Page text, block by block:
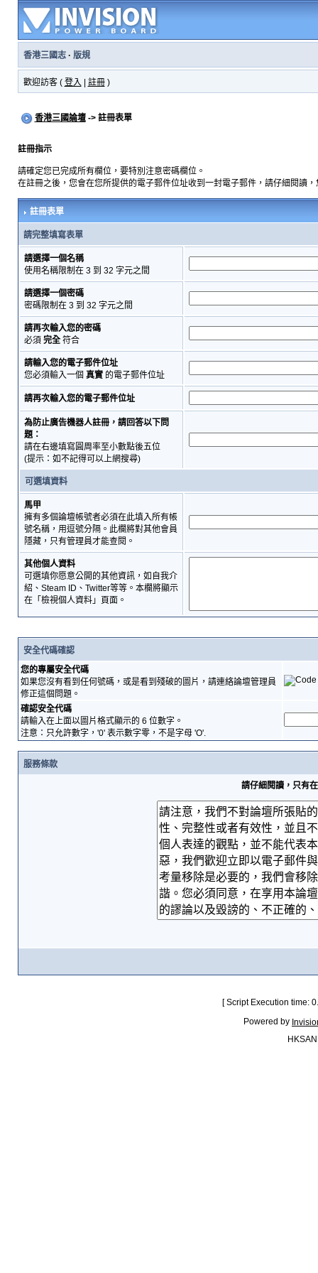
香港三國志· 版規
歡迎訪客 ( 登入 註冊)
香港三國論壇-> 註冊表單
註冊指示
請確定您已完成所有欄位，要特別注意密碼欄位。
在註冊之後，您會在您所提供的電子郵件位址收到一封電子郵件，請仔細閱讀
註冊表單
請完整填寫表單
請選擇一個名稱
使用名稱限制在 3 到 32 字元之間
請選擇一個密碼
密碼限制在 3 到 32 字元之間
請再次輸入您的密碼
必須 完全符合
請輸入您的電子郵件位址
您必須輸入一個 真實的電子郵件位址
請再次輸入您的電子郵件位址
為防止廣告機器人註冊，請回答以下問
題：
請在右邊填寫圓周率至小數點後五位
(提示：如不記得可以上網搜尋)
可選填資料
馬甲
擁有多個論壇帳號者必須在此填入所有帳
號名稱，用逗號分隔。此欄將對其他會員
隱藏，只有管理員才能查閱。
其他個人資料
可選填你愿意公開的其他資訊，如自我介
紹、Steam ID、Twitter等等。本欄將顯示
在「檢視個人資料」頁面。
安全代碼確認
您的專屬安全代碼
如果您沒有看到任何號碼，或是看到殘破的圖片，請連絡論壇管理員
修正這個問題。
確認安全代碼
請輸入在上面以圖片格式顯示的 6 位數字。
注意：只允許數字，'0' 表示數字零，不是字母 'O'.
服務條款
請仔細閱讀，只有
[ Script Execution time:
Powered by